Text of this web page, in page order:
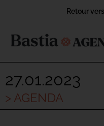
Retour
27.01.2023
> AGENDA